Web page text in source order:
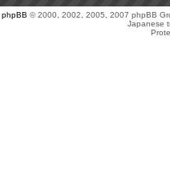
phpBB © 2000, 2002, 2005, 2007 phpBB
Japanese